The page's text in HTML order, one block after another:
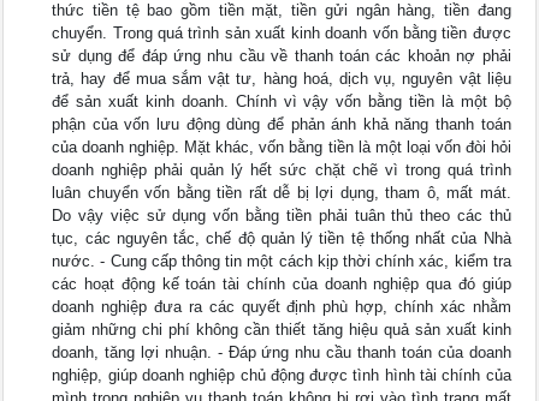
thức tiền tệ bao gồm tiền mặt, tiền gửi ngân hàng, tiền đang
chuyển. Trong quá trình sản xuất kinh doanh vốn bằng tiền được
sử dụng để đáp ứng nhu cầu về thanh toán các khoản nợ phải
trả, hay để mua sắm vật tư, hàng hoá, dịch vụ, nguyên vật liệu
để sản xuất kinh doanh. Chính vì vậy vốn bằng tiền là một bộ
phận của vốn lưu động dùng để phản ánh khả năng thanh toán
của doanh nghiệp. Mặt khác, vốn bằng tiền là một loại vốn đòi hỏi
doanh nghiệp phải quản lý hết sức chặt chẽ vì trong quá trình
luân chuyển vốn bằng tiền rất dễ bị lợi dụng, tham ô, mất mát.
Do vậy việc sử dụng vốn bằng tiền phải tuân thủ theo các thủ
tục, các nguyên tắc, chế độ quản lý tiền tệ thống nhất của Nhà
nước. - Cung cấp thông tin một cách kịp thời chính xác, kiểm tra
các hoạt động kế toán tài chính của doanh nghiệp qua đó giúp
doanh nghiệp đưa ra các quyết định phù hợp, chính xác nhằm
giảm những chi phí không cần thiết tăng hiệu quả sản xuất kinh
doanh, tăng lợi nhuận. - Đáp ứng nhu cầu thanh toán của doanh
nghiệp, giúp doanh nghiệp chủ động được tình hình tài chính của